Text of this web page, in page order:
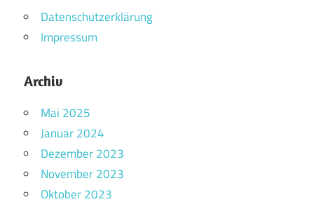
Datenschutzerklärung
Impressum
Archiv
Mai 2025
Januar 2024
Dezember 2023
November 2023
Oktober 2023